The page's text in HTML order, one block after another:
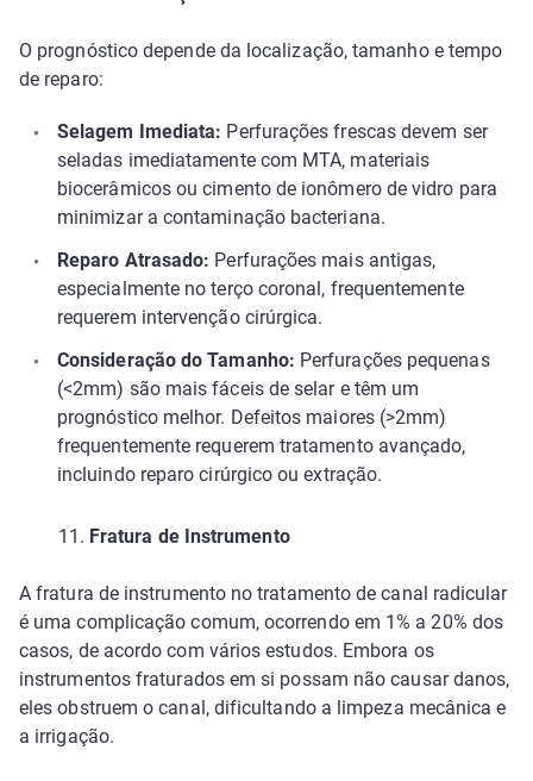
O prognóstico depende da localização, tamanho e tempo
de reparo:
Selagem Imediata: Perfurações frescas devem ser
seladas imediatamente com MTA, materiais
biocerâmicos ou cimento de ionômero de vidro para
minimizar a contaminação bacteriana.
Reparo Atrasado: Perfurações mais antigas,
especialmente no terço coronal, frequentemente
requerem intervenção cirúrgica.
Consideração do Tamanho: Perfurações pequenas
(<2mm) são mais fáceis de selar e têm um
prognóstico melhor. Defeitos maiores (>2mm)
frequentemente requerem tratamento avançado,
incluindo reparo cirúrgico ou extração.
11. Fratura de Instrumento
A fratura de instrumento no tratamento de canal radicular
é uma complicação comum, ocorrendo em 1% a 20% dos
casos, de acordo com vários estudos. Embora os
instrumentos fraturados em si possam não causar danos,
eles obstruem o canal, dificultando a limpeza mecânica e
a irrigação.